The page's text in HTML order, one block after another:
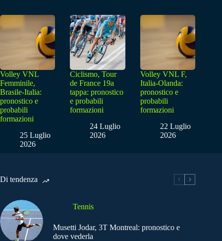
Volley VNL
Femminile,
Brasile-Italia:
pronostico e
probabili
formazioni
25 Luglio
2026
Ciclismo, Tour
de France 19a
tappa: pronostico
e probabili
formazioni
24 Luglio
2026
Volley VNL F,
Italia-Olanda:
pronostico e
probabili
formazioni
22 Luglio
2026
Di tendenza
Tennis
Musetti Jodar, 3T Montreal: pronostico e
dove vederla